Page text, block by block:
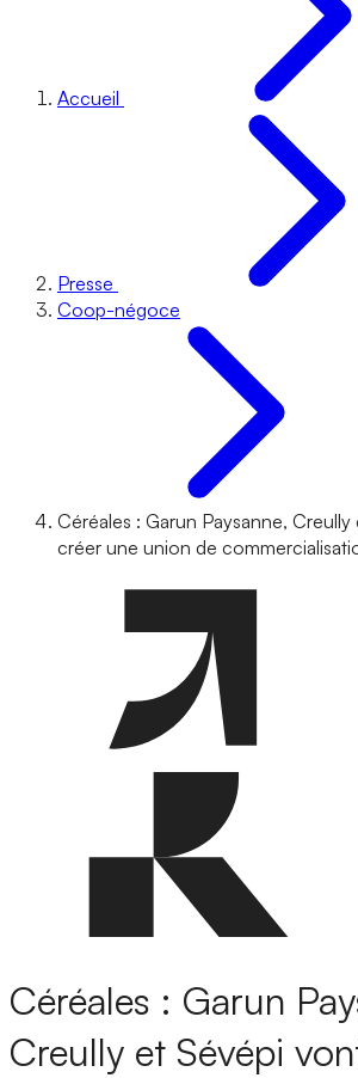
Accueil
Presse
Coop-négoce
Céréales : Garun Paysanne,
créer une union de
Céréales : Garun
Creully et Sévépi